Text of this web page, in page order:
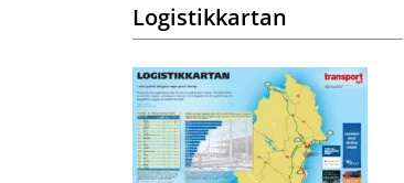
Logistikkartan